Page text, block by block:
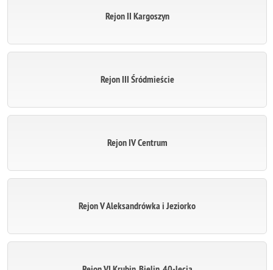
Rejon II Kargoszyn
Rejon III Śródmieście
Rejon IV Centrum
Rejon V Aleksandrówka i Jeziorko